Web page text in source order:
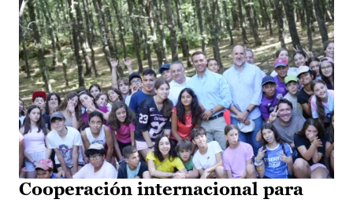
Cooperación internacional para